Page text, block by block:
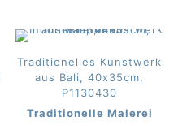
Traditionelles Kunstwerk
aus Bali, 40x35cm,
P1130430
Traditionelle Malerei